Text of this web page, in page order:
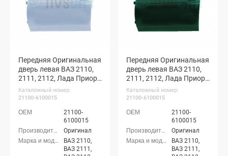
Передняя Оригинальная
дверь левая ВАЗ 2110,
2111, 2112, Лада Приора
(Снежная королева 690)
Каталожный номер:
21100-6100015
21100-
6100015
Оригинал
ВАЗ 2110,
ВАЗ 2111,
Передняя Оригинальная
дверь левая ВАЗ 2110,
2111, 2112, Лада Приора
(Робин гуд 391)
Каталожный номер:
21100-6100015
21100-
6100015
Оригинал
ВАЗ 2110,
ВАЗ 2111,